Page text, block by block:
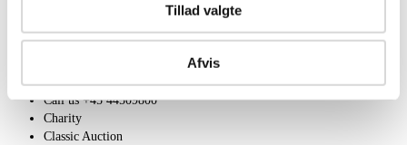
Tillad valgte
Afvis
Contact and Opening Hours
Call us +45 44509800
Charity
Classic Auction